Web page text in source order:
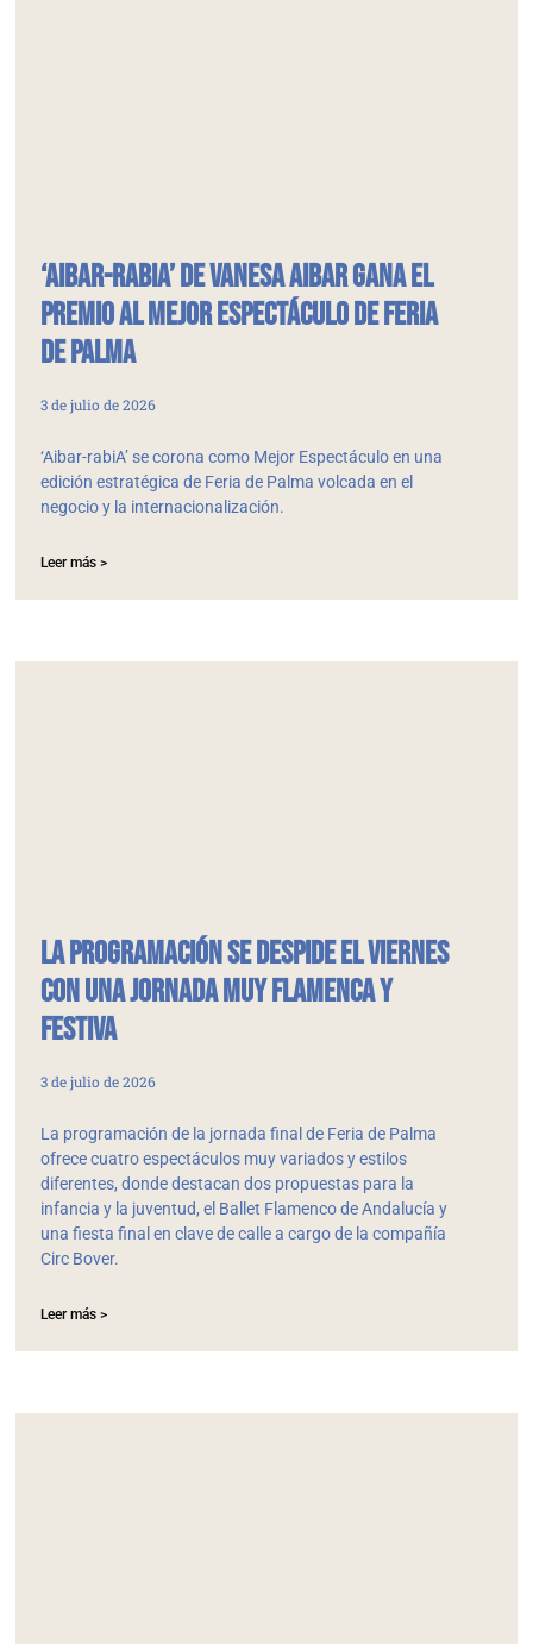
‘Aibar-rabiA’ de Vanesa Aibar gana el
Premio al Mejor Espectáculo de Feria
de Palma
3 de julio de 2026
‘Aibar-rabiA’ se corona como Mejor Espectáculo en una
edición estratégica de Feria de Palma volcada en el
negocio y la internacionalización.
Leer más >
La programación se despide el viernes
con una jornada muy flamenca y
festiva
3 de julio de 2026
La programación de la jornada final de Feria de Palma
ofrece cuatro espectáculos muy variados y estilos
diferentes, donde destacan dos propuestas para la
infancia y la juventud, el Ballet Flamenco de Andalucía y
una fiesta final en clave de calle a cargo de la compañía
Circ Bover.
Leer más >